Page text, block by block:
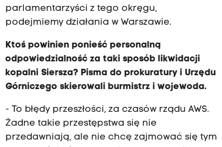
parlamentarzyści z tego okręgu,
podejmiemy działania w Warszawie.
Ktoś powinien ponieść personalną
odpowiedzialność za taki sposób likwidacji
kopalni Siersza? Pisma do prokuratury i Urzędu
Górniczego skierowali burmistrz i wojewoda.
- To błędy przeszłości, za czasów rządu AWS.
Żadne takie przestępstwa się nie
przedawniają, ale nie chcę zajmować się tym